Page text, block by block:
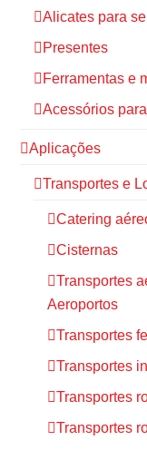
Alicates para
Presentes
Ferramentas e
Acessórios
Aplicações
Transportes e
Catering
Cisternas
Transportes
Aeroportos
Transportes
Transportes
Transportes
Transportes